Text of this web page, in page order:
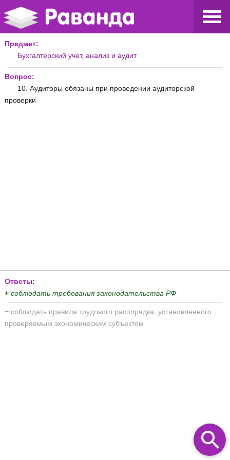
Предмет:
Бухгалтерский учет, анализ и аудит
Вопрос:
10. Аудиторы обязаны при проведении аудиторской
проверки
Ответы:
+ соблюдать требования законодательства РФ
− соблюдать правила трудового распорядка, установленного
проверяемым экономическим субъектом